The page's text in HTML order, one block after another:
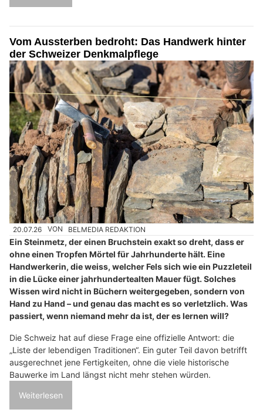
Vom Aussterben bedroht: Das Handwerk hinter
der Schweizer Denkmalpflege
20.07.26 VON BELMEDIA REDAKTION
Ein Steinmetz, der einen Bruchstein exakt so dreht, dass er
ohne einen Tropfen Mörtel für Jahrhunderte hält. Eine
Handwerkerin, die weiss, welcher Fels sich wie ein Puzzleteil
in die Lücke einer jahrhundertealten Mauer fügt. Solches
Wissen wird nicht in Büchern weitergegeben, sondern von
Hand zu Hand – und genau das macht es so verletzlich. Was
passiert, wenn niemand mehr da ist, der es lernen will?
Die Schweiz hat auf diese Frage eine offizielle Antwort: die
„Liste der lebendigen Traditionen“. Ein guter Teil davon betrifft
ausgerechnet jene Fertigkeiten, ohne die viele historische
Bauwerke im Land längst nicht mehr stehen würden.
Weiterlesen